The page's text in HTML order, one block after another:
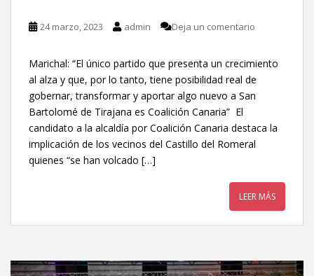
24 marzo, 2023 admin Deja un comentario
Marichal: “El único partido que presenta un crecimiento
al alza y que, por lo tanto, tiene posibilidad real de
gobernar, transformar y aportar algo nuevo a San
Bartolomé de Tirajana es Coalición Canaria” El
candidato a la alcaldía por Coalición Canaria destaca la
implicación de los vecinos del Castillo del Romeral
quienes “se han volcado […]
LEER MÁS